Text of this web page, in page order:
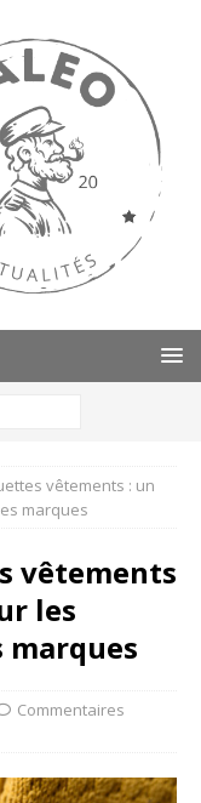
vêtements : un
marques
vêtements
les
marques
Commentaires